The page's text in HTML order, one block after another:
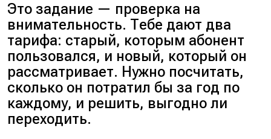
Это задание — проверка на
внимательность. Тебе дают два
тарифа: старый, которым абонент
пользовался, и новый, который он
рассматривает. Нужно посчитать,
сколько он потратил бы за год по
каждому, и решить, выгодно ли
переходить.